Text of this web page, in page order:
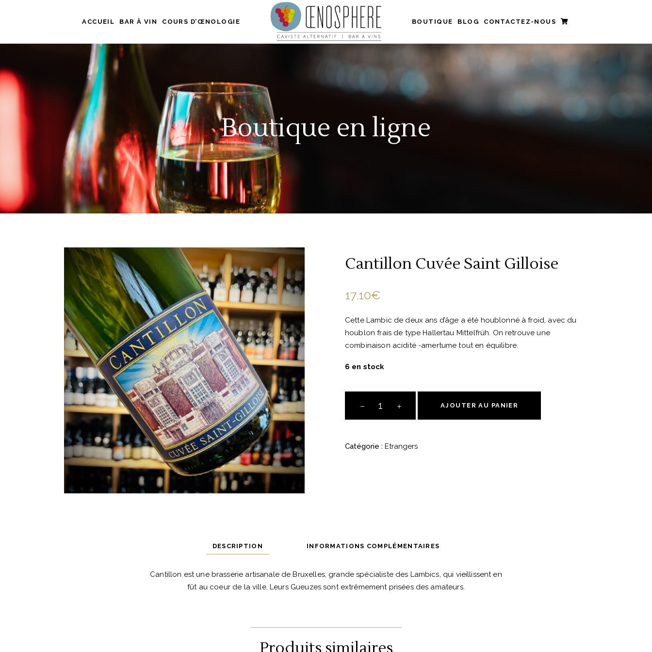
ACCUEIL BAR À VIN COURS D’ŒNOLOGIE BOUTIQUE BLOG CONTACTEZ-NOUS
Boutique en ligne
Cantillon Cuvée Saint Gilloise
17.10€
Cette Lambic de deux ans d’âge a été houblonné à froid, avec du
houblon frais de type Hallertau Mittelfrüh. On retrouve une
combinaison acidité -amertume tout en équilibre.
6 en stock
Cuvée
Saint
quantité
AJOUTER AU PANIER
Catégorie : Etrangers
DESCRIPTION INFORMATIONS COMPLÉMENTAIRES
Cantillon est une brasserie artisanale de Bruxelles, grande spécialiste des Lambics, qui vieillissent en
fût au coeur de la ville. Leurs Gueuzes sont extrêmement prisées des amateurs.
Produits similaires